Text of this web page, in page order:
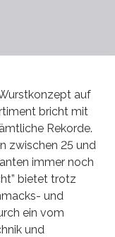
auf
bricht mit
Rekorde.
zwischen 25 und
immer noch
bietet trotz
und
ein vom
und